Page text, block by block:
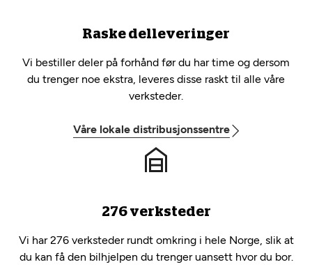
Raske delleveringer
Vi bestiller deler på forhånd før du har time og dersom
du trenger noe ekstra, leveres disse raskt til alle våre
verksteder.
Våre lokale distribusjonssentre
276 verksteder
Vi har 276 verksteder rundt omkring i hele Norge, slik at
du kan få den bilhjelpen du trenger uansett hvor du bor.